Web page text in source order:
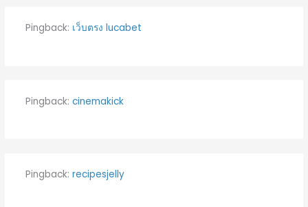
Pingback: เว็บตรง lucabet
Pingback: cinemakick
Pingback: recipesjelly